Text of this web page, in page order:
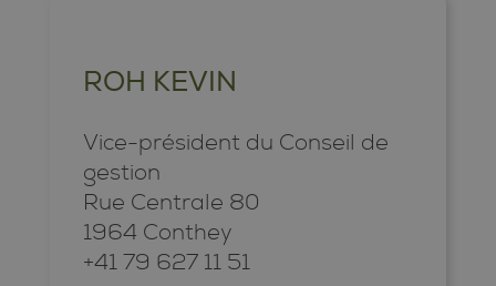
ROH KEVIN
Vice-président du Conseil de
gestion
Rue Centrale 80
1964 Conthey
+41 79 627 11 51